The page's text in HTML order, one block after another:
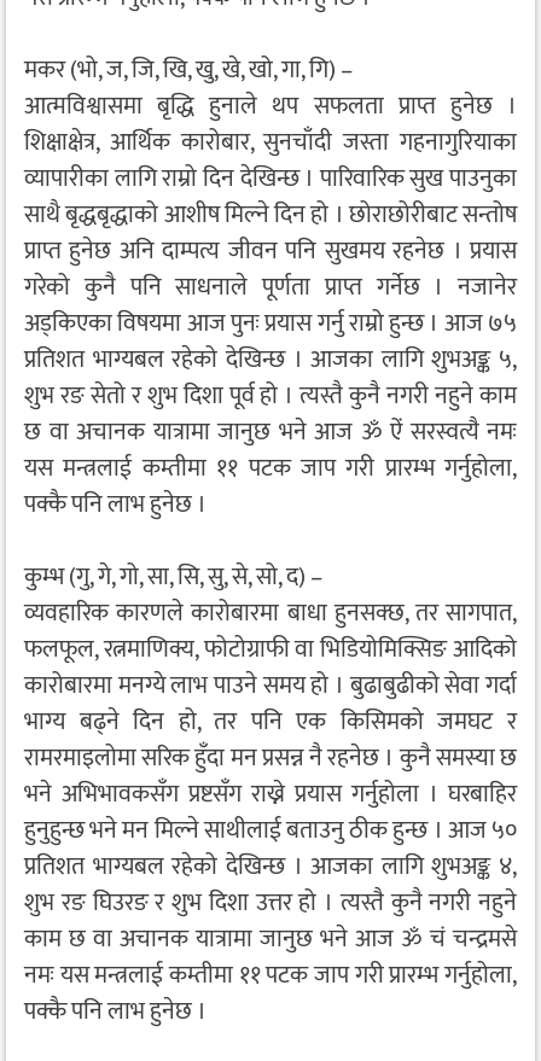
मकर (भो, ज, जि, खि, खु, खे, खो, गा, गि) –
आत्मविश्वासमा बृद्धि हुनाले थप सफलता प्राप्त हुनेछ ।
शिक्षाक्षेत्र, आर्थिक कारोबार, सुनचाँदी जस्ता गहनागुरियाका
व्यापारीका लागि राम्रो दिन देखिन्छ । पारिवारिक सुख पाउनुका
साथै बृद्धबृद्धाको आशीष मिल्ने दिन हो । छोराछोरीबाट सन्तोष
प्राप्त हुनेछ अनि दाम्पत्य जीवन पनि सुखमय रहनेछ । प्रयास
गरेको कुनै पनि साधनाले पूर्णता प्राप्त गर्नेछ । नजानेर
अड्किएका विषयमा आज पुनः प्रयास गर्नु राम्रो हुन्छ । आज ७५
प्रतिशत भाग्यबल रहेको देखिन्छ । आजका लागि शुभअङ्क ५,
शुभ रङ सेतो र शुभ दिशा पूर्व हो । त्यस्तै कुनै नगरी नहुने काम
छ वा अचानक यात्रामा जानुछ भने आज ॐ ऐं सरस्वत्यै नमः
यस मन्त्रलाई कम्तीमा ११ पटक जाप गरी प्रारम्भ गर्नुहोला,
पक्कै पनि लाभ हुनेछ ।
कुम्भ (गु, गे, गो, सा, सि, सु, से, सो, द) –
व्यवहारिक कारणले कारोबारमा बाधा हुनसक्छ, तर सागपात,
फलफूल, रत्नमाणिक्य, फोटोग्राफी वा भिडियोमिक्सिङ आदिको
कारोबारमा मनग्ये लाभ पाउने समय हो । बुढाबुढीको सेवा गर्दा
भाग्य बढ्ने दिन हो, तर पनि एक किसिमको जमघट र
रामरमाइलोमा सरिक हुँदा मन प्रसन्न नै रहनेछ । कुनै समस्या छ
भने अभिभावकसँग प्रष्टसँग राख्ने प्रयास गर्नुहोला । घरबाहिर
हुनुहुन्छ भने मन मिल्ने साथीलाई बताउनु ठीक हुन्छ । आज ५०
प्रतिशत भाग्यबल रहेको देखिन्छ । आजका लागि शुभअङ्क ४,
शुभ रङ घिउरङ र शुभ दिशा उत्तर हो । त्यस्तै कुनै नगरी नहुने
काम छ वा अचानक यात्रामा जानुछ भने आज ॐ चं चन्द्रमसे
नमः यस मन्त्रलाई कम्तीमा ११ पटक जाप गरी प्रारम्भ गर्नुहोला,
पक्कै पनि लाभ हुनेछ ।